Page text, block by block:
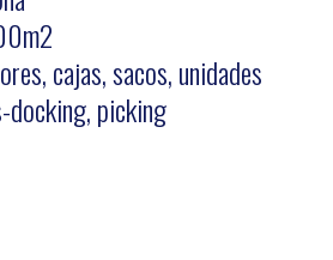
cajas, sacos, unidades
picking